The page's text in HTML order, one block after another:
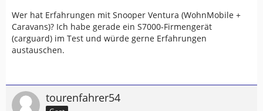
Wer hat Erfahrungen mit Snooper Ventura (WohnMobile +
Caravans)? Ich habe gerade ein S7000-Firmengerät
(carguard) im Test und würde gerne Erfahrungen
austauschen.
tourenfahrer54